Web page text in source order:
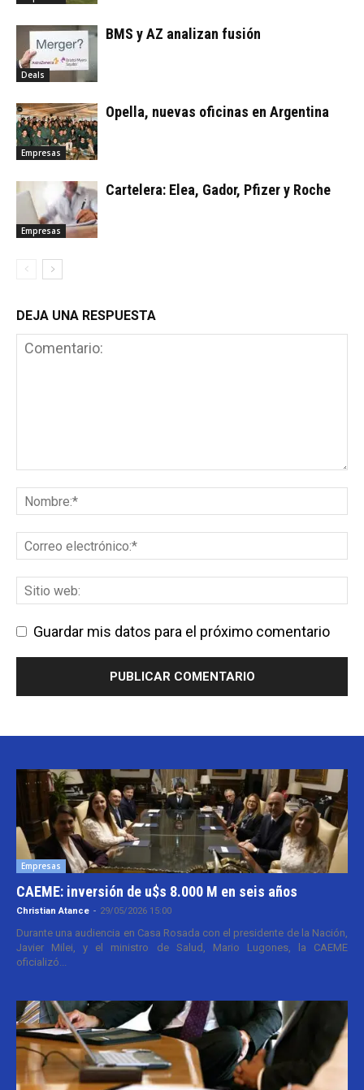
Deals
BMS y AZ analizan fusión
Empresas
Opella, nuevas oficinas en Argentina
Empresas
Cartelera: Elea, Gador, Pfizer y Roche
DEJA UNA RESPUESTA
Guardar mis datos para el próximo comentario
Empresas
CAEME: inversión de u$s 8.000 M en seis años
Christian Atance - 29/05/2026 15:00
Durante una audiencia en Casa Rosada con el presidente de la Nación,
Javier Milei, y el ministro de Salud, Mario Lugones, la CAEME
oficializó...